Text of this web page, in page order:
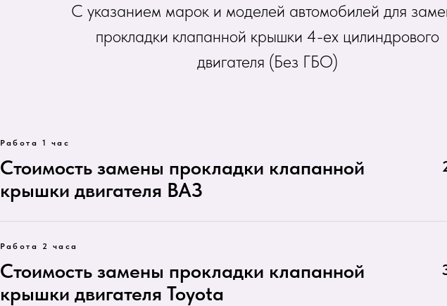
С указанием марок и моделей автомобилей для
прокладки клапанной крышки 4-ех цилиндрового
двигателя (Без ГБО)
Работа 1 час
Стоимость замены прокладки клапанной
крышки двигателя ВАЗ
Работа 2 часа
Стоимость замены прокладки клапанной
крышки двигателя Toyota